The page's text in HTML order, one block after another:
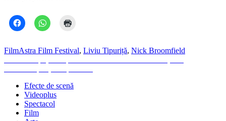
FilmAstra Film Festival, Liviu Tipuriță, Nick Broomfield
Navigare
în
articole
Efecte de scenă
Videoplus
Spectacol
Film